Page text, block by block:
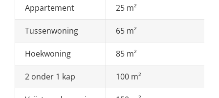
Appartement 25 m²
Tussenwoning 65 m²
Hoekwoning 85 m²
2 onder 1 kap 100 m²